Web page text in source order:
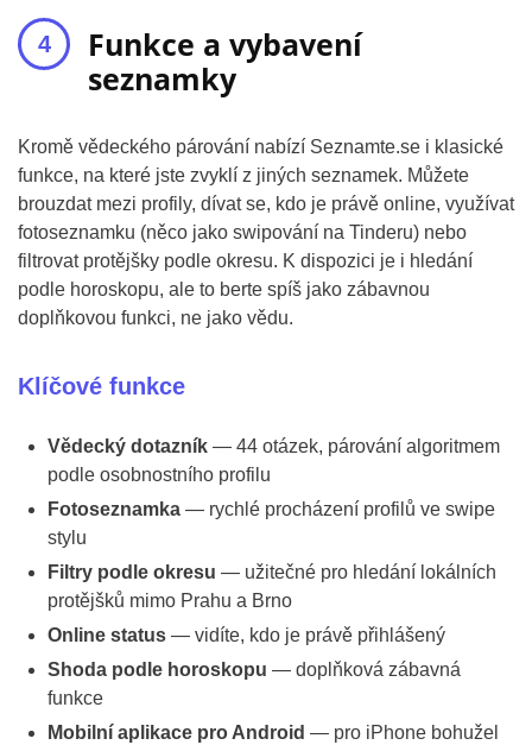
Funkce a vybavení
seznamky
Kromě vědeckého párování nabízí Seznamte.se i klasické
funkce, na které jste zvyklí z jiných seznamek. Můžete
brouzdat mezi profily, dívat se, kdo je právě online, využívat
fotoseznamku (něco jako swipování na Tinderu) nebo
filtrovat protějšky podle okresu. K dispozici je i hledání
podle horoskopu, ale to berte spíš jako zábavnou
doplňkovou funkci, ne jako vědu.
Klíčové funkce
Vědecký dotazník — 44 otázek, párování algoritmem
podle osobnostního profilu
Fotoseznamka — rychlé procházení profilů ve swipe
stylu
Filtry podle okresu — užitečné pro hledání lokálních
protějšků mimo Prahu a Brno
Online status — vidíte, kdo je právě přihlášený
Shoda podle horoskopu — doplňková zábavná
funkce
Mobilní aplikace pro Android — pro iPhone bohužel